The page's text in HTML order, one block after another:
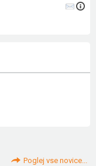
Poglej vse novice...